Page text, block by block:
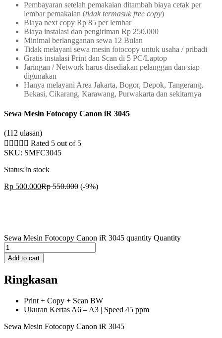
Pembayaran setelah pemakaian ditambah biaya cetak per
lembar pemakaian (tidak termasuk free copy)
Biaya next copy Rp 85 per lembar
Biaya instalasi dan pengiriman Rp 250.000
Minimal berlangganan sewa 12 Bulan
Tidak melayani sewa mesin fotocopy untuk usaha / pribadi
Gratis instalasi Print dan Scan di 5 PC/Laptop
Jaringan / Network harus disediakan pelanggan dan siap
digunakan
Hanya melayani Area Jakarta, Bogor, Depok, Tangerang,
Bekasi, Cikarang, Karawang, Purwakarta dan sekitarnya
Sewa Mesin Fotocopy Canon iR 3045
(112 ulasan)
     Rated 5 out of 5
SKU: SMFC3045
Status:In stock
Rp 500.000Rp550.000 (-9%)
Sewa Mesin Fotocopy Canon iR 3045 quantity Quantity
Add to cart
Ringkasan
Print + Copy + Scan BW
Ukuran Kertas A6 – A3 | Speed 45 ppm
Sewa Mesin Fotocopy Canon iR 3045